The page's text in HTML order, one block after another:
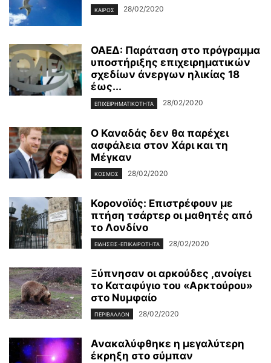
ΚΑΙΡΌΣ 28/02/2020
ΟΑΕΔ: Παράταση στο πρόγραμμα
υποστήριξης επιχειρηματικών
σχεδίων άνεργων ηλικίας 18
έως...
ΕΠΙΧΕΙΡΗΜΑΤΙΚΌΤΗΤΑ 28/02/2020
Ο Καναδάς δεν θα παρέχει
ασφάλεια στον Χάρι και τη
Μέγκαν
ΚΌΣΜΟΣ 28/02/2020
Κορονοϊός: Επιστρέφουν με
πτήση τσάρτερ οι μαθητές από
το Λονδίνο
ΕΙΔΉΣΕΙΣ-ΕΠΙΚΑΙΡΌΤΗΤΑ 28/02/2020
Ξύπνησαν οι αρκούδες ,ανοίγει
το Καταφύγιο του «Αρκτούρου»
στο Νυμφαίο
ΠΕΡΙΒΆΛΛΟΝ 28/02/2020
Ανακαλύφθηκε η μεγαλύτερη
έκρηξη στο σύμπαν